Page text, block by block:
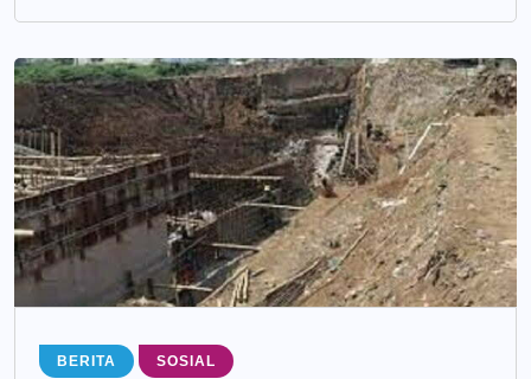
BERITA SOSIAL